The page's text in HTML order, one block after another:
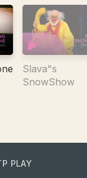
Slava"s
SnowShow
PLAY